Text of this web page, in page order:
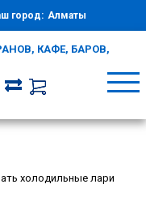
город: Алматы
КАФЕ, БАРОВ,
холодильные лари